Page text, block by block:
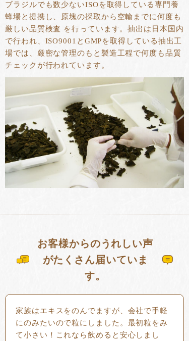
ブラジルでも数少ないISOを取得している専門養
蜂場と提携し、原塊の採取から空輸までに何度も
厳しい品質検査 を行っています。抽出は日本国内
で行われ、ISO9001とGMPを取得している抽出工
場では、厳密な管理のもと製造工程で何度も品質
チェックが行われています。
お客様からのうれしい声
がたくさん届いていま
す。
家族はエキスをのんでますが、会社で手軽
にのみたいので粒にしました。最初粒をみ
て小さい！これなら飲めると安心しまし